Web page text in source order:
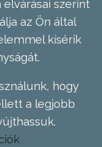
szerint
az Ön által
kísérik
hogy
a legjobb